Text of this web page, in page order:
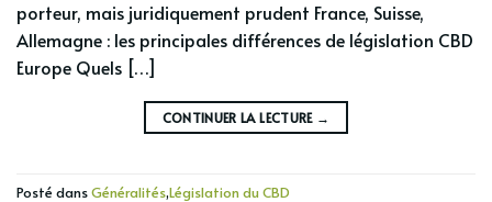
porteur, mais juridiquement prudent France, Suisse,
Allemagne : les principales différences de législation CBD
Europe Quels […]
CONTINUER LA LECTURE →
Posté dansGénéralités,Législation du CBD